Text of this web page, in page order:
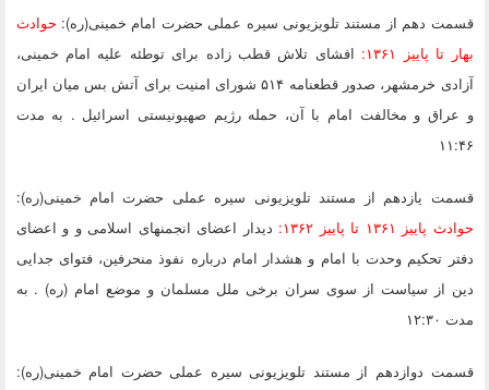
قسمت دهم از مستند تلویزیونی سیره عملی حضرت امام خمینی(ره): حوادث
بهار تا پاییز ۱۳۶۱:
افشای تلاش قطب زاده برای توطئه علیه امام خمینی،
آزادی خرمشهر، صدور قطعنامه ۵۱۴ شورای امنیت برای آتش بس میان ایران
و عراق و مخالفت امام با آن، حمله رژیم صهیونیستی اسرائیل . به مدت
۱۱:۴۶
قسمت یازدهم از مستند تلویزیونی سیره عملی حضرت امام خمینی(ره):
حوادث پاییز ۱۳۶۱ تا پاییز ۱۳۶۲:
دیدار اعضای انجمنهای اسلامی و و اعضای
دفتر تحکیم وحدت با امام و هشدار امام درباره نفوذ منحرفین، فتوای جدایی
دین از سیاست از سوی سران برخی ملل مسلمان و موضع امام (ره) . به
مدت ۱۲:۳۰
قسمت دوازدهم از مستند تلویزیونی سیره عملی حضرت امام خمینی(ره):